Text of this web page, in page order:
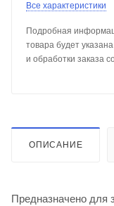
Все характеристики
Подробная
товара будет
и обработки заказа
ОПИСАНИЕ
Предназначено для